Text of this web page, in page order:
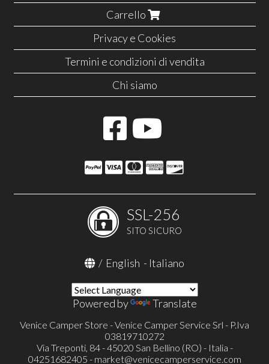
Carrello
Privacy e Cookies
Termini e condizioni di vendita
Chi siamo
SSL-256
SITO SICURO
/ English - Italiano
Powered by Translate
Venice Camper Store - Venice Camper Service Srl - P.Iva
03819710272
Via Treponti, 84 - 45020 San Bellino (RO) - Italia -
04251682405 - market@venicecamperservice.com